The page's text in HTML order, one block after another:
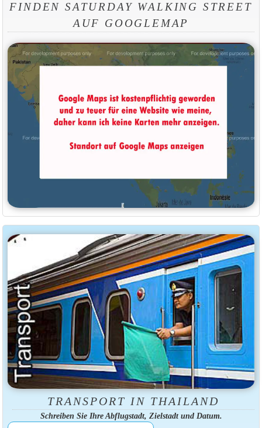
FINDEN SATURDAY WALKING STREET
AUF GOOGLEMAP
TRANSPORT IN THAILAND
Schreiben Sie Ihre Abflugstadt, Zielstadt und Datum.